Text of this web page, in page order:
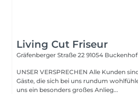
Living Cut Friseur
Gräfenberger Straße 22 91054 Buckenhof
UNSER VERSPRECHEN Alle Kunden sind unsere besonderen
Gäste, die sich bei uns rundum wohlfühlen sollen. Daher ist es
uns ein besonders großes Anlieg...